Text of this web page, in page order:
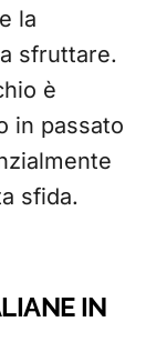
la
sfruttare.
è
in passato
sfida.
IN